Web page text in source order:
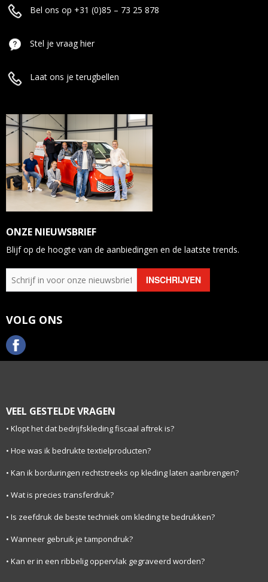
Bel ons op +31 (0)85 – 73 25 878
Stel je vraag hier
Laat ons je terugbellen
ONZE NIEUWSBRIEF
Blijf op de hoogte van de aanbiedingen en de laatste trends.
VOLG ONS
VEEL GESTELDE VRAGEN
Klopt het dat bedrijfskleding fiscaal aftrek is?
Hoe was ik bedrukte textielproducten?
Kan ik borduringen rechtstreeks op kleding laten aanbrengen?
Wat is precies transferdruk?
Is zeefdruk de beste techniek om kleding te bedrukken?
Wanneer gebruik je tampondruk?
Kan er in een ribbelig oppervlak gegraveerd worden?